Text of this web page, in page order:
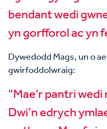
bendant wedi
yn gorfforol ac yn
Dywedodd Mags, un o
gwirfoddolwraig:
“Mae’r pantri
Dwi’n edrych